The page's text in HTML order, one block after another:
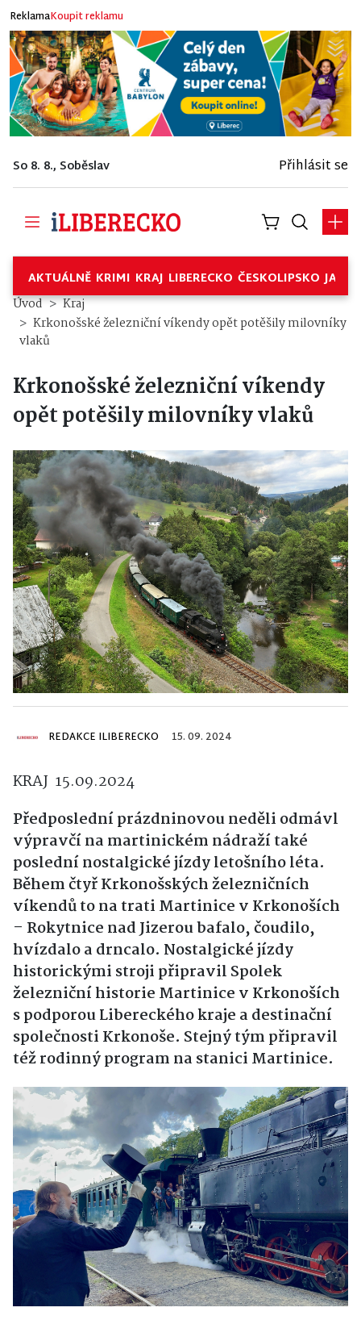
ReklamaKoupit reklamu
So 8. 8., Soběslav Přihlásit se
AKTUÁLNĚ KRIMI KRAJ LIBERECKO ČESKOLIPSKO
Úvod
Kraj
Krkonošské železniční víkendy opět potěšily milovníky
vlaků
Krkonošské železniční víkendy
opět potěšily milovníky vlaků
REDAKCE ILIBERECKO 15. 09. 2024
KRAJ 15.09.2024
Předposlední prázdninovou neděli odmávl
výpravčí na martinickém nádraží také
poslední nostalgické jízdy letošního léta.
Během čtyř Krkonošských železničních
víkendů to na trati Martinice v Krkonoších
– Rokytnice nad Jizerou bafalo, čoudilo,
hvízdalo a drncalo. Nostalgické jízdy
historickými stroji připravil Spolek
železniční historie Martinice v Krkonoších
s podporou Libereckého kraje a destinační
společnosti Krkonoše. Stejný tým připravil
též rodinný program na stanici Martinice.